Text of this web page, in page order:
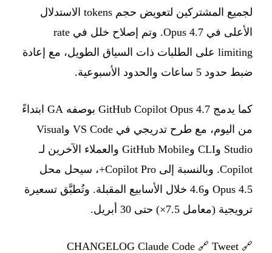
لجميع المشتركين لتعويض حجم tokens الاستدلال
الأعلى في Opus 4.7. وتم إصلاح خلل في rate
limiting على الطلبات ذات السياق الطويل، مع إعادة
ضبط حدود 5 ساعات والحدود الأسبوعية.
كما يدمج GitHub Copilot Opus 4.7 بوصفه GA ابتداءً
من اليوم، مع طرح تدريجي في VS Code وVisual
Studio وCLI وGitHub Mobile والعملاء الآخرين لـ
Copilot. وبالنسبة إلى Copilot Pro+، سيحل محل
Opus 4.5 و4.6 خلال الأسابيع المقبلة. وتُطبَّق تسعيرة
ترويجية (معامل 7.5×) حتى 30 أبريل.
🔗
CHANGELOG Claude Code 🔗 Tweet